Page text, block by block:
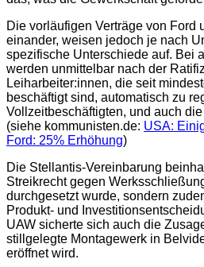
Die vorläufigen Verträge von Ford
einander, weisen jedoch je nach
spezifische Unterschiede auf. Bei
werden unmittelbar nach der
Leiharbeiter:innen, die seit
beschäftigt sind, automatisch zu
Vollzeitbeschäftigten, und auch
(siehe kommunisten.de: USA:
Ford: 25% Erhöhung)
Die Stellantis-Vereinbarung
Streikrecht gegen
durchgesetzt wurde, sondern
Produkt- und
UAW sicherte sich auch die
stillgelegte Montagewerk in
eröffnet wird.